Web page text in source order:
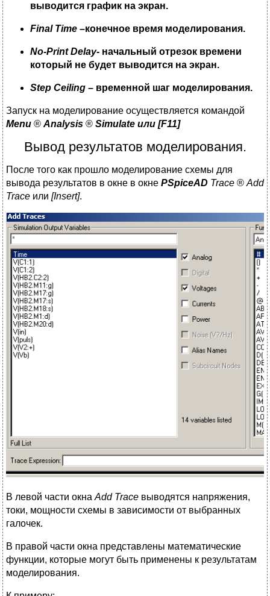
выводится график на экран.
Final Time –конечное время моделирования.
No-Print Delay- начальный отрезок времени
который не будет выводится на экран.
Step Ceiling – временной шаг моделирования.
Запуск на моделирование осуществляется командой
Menu ® Analysis ® Simulate или [F11]
Вывод результатов моделирования.
После того как прошло моделирование схемы для
вывода результатов в окне в окне PSpiceAD Trace ® Add
Trace или [Insert].
В левой части окна Add Trace выводятся напряжения,
токи, мощности схемы в зависимости от выбранных
галочек.
В правой части окна представлены математические
функции, которые могут быть применены к результатам
моделирования.